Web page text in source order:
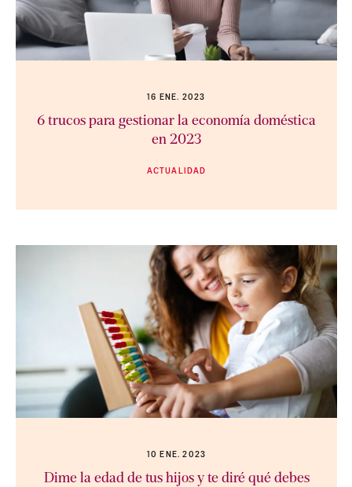
16 ENE. 2023
6 trucos para gestionar la economía doméstica
en 2023
ACTUALIDAD
10 ENE. 2023
Dime la edad de tus hijos y te diré qué debes